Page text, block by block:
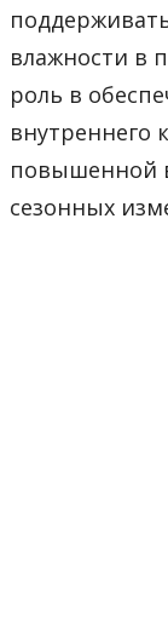
влажности в
роль в
внутреннего
повышенной
сезонных